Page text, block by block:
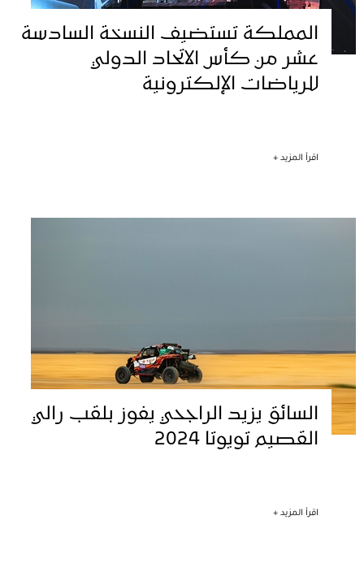
المملكة تستضيف النسخة السادسة
عشر من كأس الاتحاد الدولي
للرياضات الإلكترونية
اقرأ المزيد +
السائق يزيد الراجحي يفوز بلقب رالي
القصيم تويوتا 2024
اقرأ المزيد +